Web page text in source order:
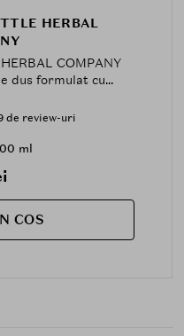
HERBAL
COMPANY
dus formulat cu...
de review-uri
ml
COS